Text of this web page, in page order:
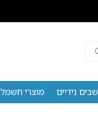
נידיים מוצרי חשמל